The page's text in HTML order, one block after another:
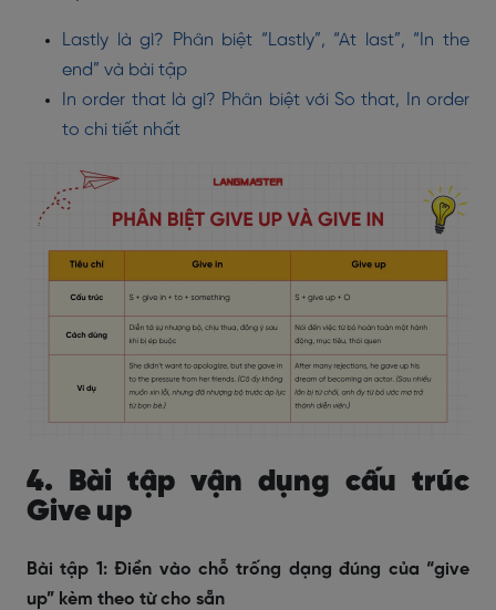
Lastly là gì? Phân biệt “Lastly”, “At last”, “In the
end” và bài tập
In order that là gì? Phân biệt với So that, In order
to chi tiết nhất
4. Bài tập vận dụng cấu trúc
Give up
Bài tập 1: Điền vào chỗ trống dạng đúng của “give
up” kèm theo từ cho sẵn